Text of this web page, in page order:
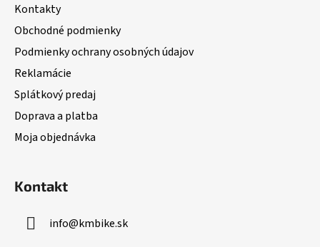
Kontakty
Obchodné podmienky
Podmienky ochrany osobných údajov
Reklamácie
Splátkový predaj
Doprava a platba
Moja objednávka
Kontakt
info@kmbike.sk